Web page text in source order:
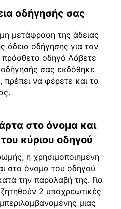
οδήγησής σας
μετάφραση της άδειας
άδεια οδήγησης για τον
πρόσθετο οδηγό Λάβετε
σας εκδόθηκε
πρέπει να φέρετε και τα
στο όνομα και
κύριου οδηγού
η χρησιμοποιημένη
στο όνομα του οδηγού
την παραλαβή της. Για
2 υποχρεωτικές
μιας